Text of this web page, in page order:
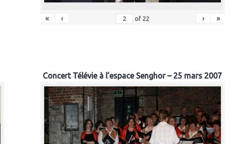
« ‹ of 22 › »
Concert Télévie à l’espace Senghor – 25 mars 2007